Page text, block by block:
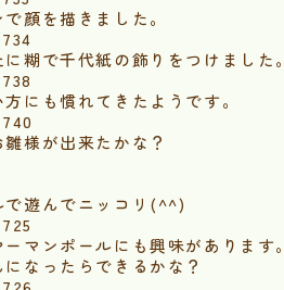
顔を描きました。
糊で千代紙の飾りをつけました。
にも慣れてきたようです。
雛様が出来たかな？
で遊んでニッコリ(^^)
ーマンポールにも興味があります。
なったらできるかな？